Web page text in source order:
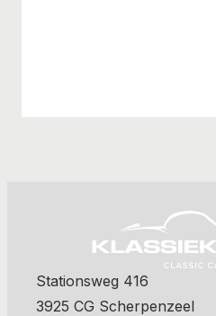
Stationsweg 416
3925 CG Scherpenzeel